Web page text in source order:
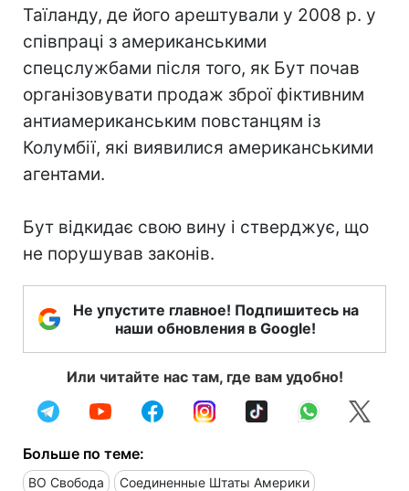
Таїланду, де його арештували у 2008 р. у
співпраці з американськими
спецслужбами після того, як Бут почав
організовувати продаж зброї фіктивним
антиамериканським повстанцям із
Колумбії, які виявилися американськими
агентами.
Бут відкидає свою вину і стверджує, що
не порушував законів.
Не упустите главное! Подпишитесь на
наши обновления в Google!
Или читайте нас там, где вам удобно!
Больше по теме:
ВО Свобода Соединенные Штаты Америки